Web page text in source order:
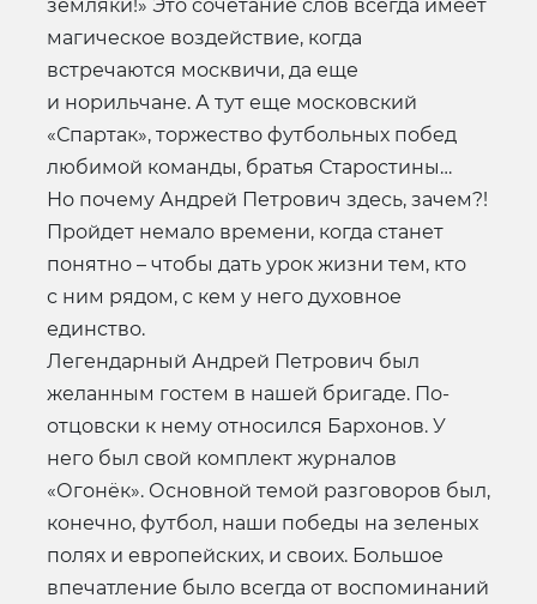
земляки!» Это сочетание слов всегда имеет
магическое воздействие, когда
встречаются москвичи, да еще
и норильчане. А тут еще московский
«Спартак», торжество футбольных побед
любимой команды, братья Старостины…
Но почему Андрей Петрович здесь, зачем?!
Пройдет немало времени, когда станет
понятно – чтобы дать урок жизни тем, кто
с ним рядом, с кем у него духовное
единство.
Легендарный Андрей Петрович был
желанным гостем в нашей бригаде. По-
отцовски к нему относился Бархонов. У
него был свой комплект журналов
«Огонёк». Основной темой разговоров был,
конечно, футбол, наши победы на зеленых
полях и европейских, и своих. Большое
впечатление было всегда от воспоминаний